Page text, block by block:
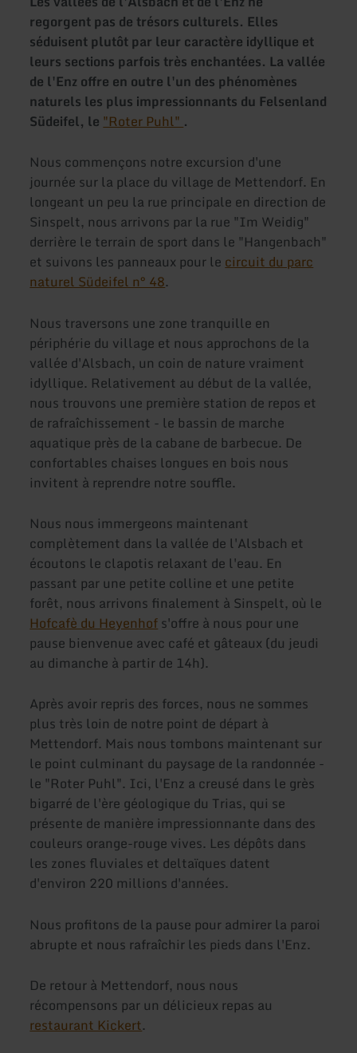
regorgent pas de trésors culturels. Elles
séduisent plutôt par leur caractère idyllique et
leurs sections parfois très enchantées. La vallée
de l'Enz offre en outre l'un des phénomènes
naturels les plus impressionnants du Felsenland
Südeifel, le "Roter Puhl" .
Nous commençons notre excursion d'une
journée sur la place du village de Mettendorf. En
longeant un peu la rue principale en direction de
Sinspelt, nous arrivons par la rue "Im Weidig"
derrière le terrain de sport dans le "Hangenbach"
et suivons les panneaux pour lecircuit du parc
naturel Südeifel n° 48.
Nous traversons une zone tranquille en
périphérie du village et nous approchons de la
vallée d'Alsbach, un coin de nature vraiment
idyllique. Relativement au début de la vallée,
nous trouvons une première station de repos et
de rafraîchissement - le bassin de marche
aquatique près de la cabane de barbecue. De
confortables chaises longues en bois nous
invitent à reprendre notre souffle.
Nous nous immergeons maintenant
complètement dans la vallée de l'Alsbach et
écoutons le clapotis relaxant de l'eau. En
passant par une petite colline et une petite
forêt, nous arrivons finalement à Sinspelt, où le
Hofcafè du Heyenhofs'offre à nous pour une
pause bienvenue avec café et gâteaux (du jeudi
au dimanche à partir de 14h).
Après avoir repris des forces, nous ne sommes
plus très loin de notre point de départ à
Mettendorf. Mais nous tombons maintenant sur
le point culminant du paysage de la randonnée -
le "Roter Puhl". Ici, l'Enz a creusé dans le grès
bigarré de l'ère géologique du Trias, qui se
présente de manière impressionnante dans des
couleurs orange-rouge vives. Les dépôts dans
les zones fluviales et deltaïques datent
d'environ 220 millions d'années.
Nous profitons de la pause pour admirer la paroi
abrupte et nous rafraîchir les pieds dans l'Enz.
De retour à Mettendorf, nous nous
récompensons par un délicieux repas au
restaurant Kickert.